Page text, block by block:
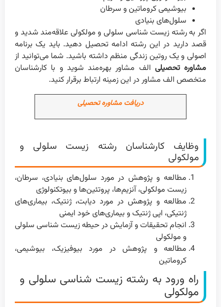
بیوشیمی کروماتین و سرطان
سلول‌های بنیادی
اگر به رشته زیست شناسی سلولی و مولکولی علاقه‌مند شدید و
قصد دارید در این رشته ادامه تحصیل دهید. باید یک برنامه
اصولی و یک روتین زندگی منظم داشته باشید. شما می‌توانید از
مشاوره تحصیلی الف مشاور بهره‌مند شوید و با کارشناسان
متخصص الف مشاور در این زمینه ارتباط برقرار کنید.
دریافت مشاوره تحصیلی
وظایف کارشناسان رشته زیست سلولی و
مولکولی
مطالعه و پژوهش در مورد سلول‌های بنیادی، سرطان،
زیست مولکولی، آنزیم‌ها، پروتئین‌ها و بیوتکنولوژی
مطالعه و پژوهش در مورد دیابت، ژنتیک، بیماری‌های
ژنتیکی، اپی ژنتیک و بیماری‌های خود ایمنی
انجام تحقیقات و آزمایش در حیطه زیست شناسی سلولی
و مولکولی
مطالعه و پژوهش در مورد بیوفیزیک، بیوشیمی،
کروماتین
راه ورود به رشته زیست شناسی سلولی و
مولکولی